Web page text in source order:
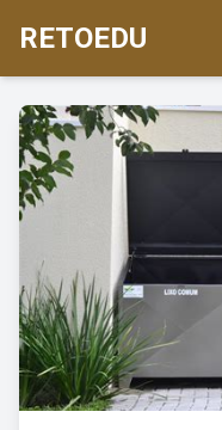
RETOEDU